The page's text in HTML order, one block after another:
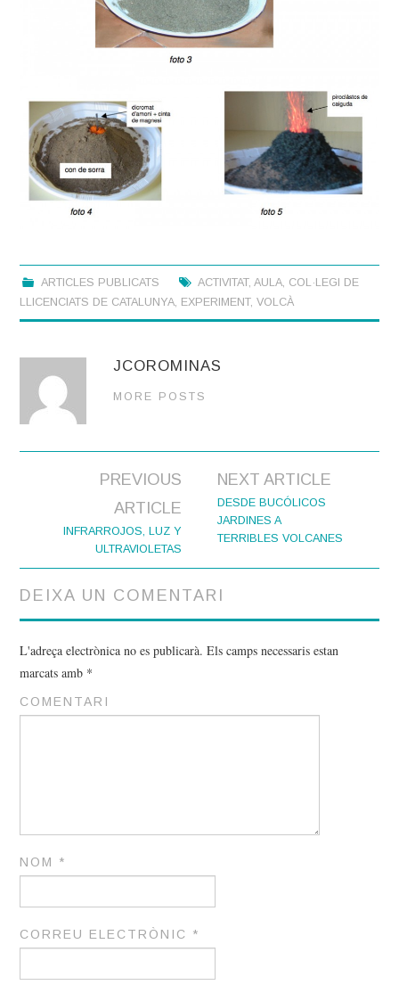
ARTICLES PUBLICATS ACTIVITAT, AULA, COL·LEGI DE
LLICENCIATS DE CATALUNYA, EXPERIMENT,VOLCÀ
JCOROMINAS
MORE POSTS
Post navigation
PREVIOUS
ARTICLE
INFRARROJOS, LUZ Y
ULTRAVIOLETAS
NEXT ARTICLE
DESDE BUCÓLICOS
JARDINES A
TERRIBLES VOLCANES
DEIXA UN COMENTARI
L'adreça electrònica no es publicarà. Els camps necessaris estan
marcats amb *
COMENTARI
NOM *
CORREU ELECTRÒNIC *